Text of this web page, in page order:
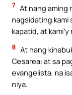
7 At nang aming
nagsidating kami
kapatid, at
8 At nang
Cesarea: at sa
evangelista, na
niya.